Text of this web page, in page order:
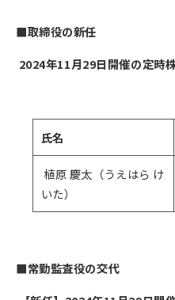
■取締役の新任
2024年11月29日開催の定時
氏名
植原 慶太（うえはら け
いた）
■常勤監査役の交代